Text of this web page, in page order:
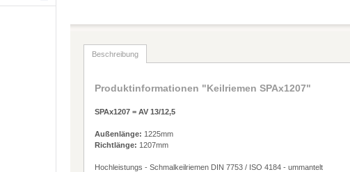
Beschreibung
Produktinformationen "Keilriemen SPAx1207"
SPAx1207 = AV 13/12,5
Außenlänge: 1225mm
Richtlänge: 1207mm
Hochleistungs - Schmalkeilriemen DIN 7753 / ISO 4184 - ummantelt